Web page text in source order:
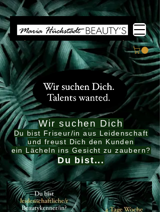
Wir suchen Dich
Du bist Friseur/in aus Leidenschaft
und freust Dich den Kunden
ein Lächeln ins Gesicht zu zaubern?
Du bist...